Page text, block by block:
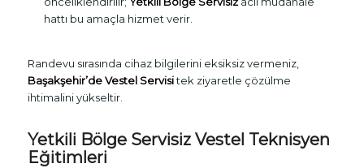
hattı bu amaçla hizmet verir.
Randevu sırasında cihaz bilgilerini eksiksiz vermeniz,
Başakşehir’de Vestel Servisitek ziyaretle çözülme
ihtimalini yükseltir.
Yetkili Bölge Servisiz Vestel Teknisyen
Eğitimleri